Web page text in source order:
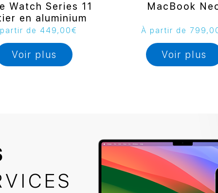
Watch Series 11
en aluminium
de 449,00€
Voir plus
MacBook
À partir de
Voir plus